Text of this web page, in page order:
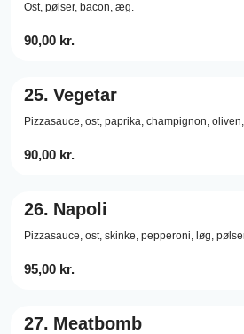
Ost, pølser, bacon, æg.
90,00 kr.
25. Vegetar
Pizzasauce, ost, paprika, champignon, oliven,
90,00 kr.
26. Napoli
Pizzasauce, ost, skinke, pepperoni, løg,
95,00 kr.
27. Meatbomb